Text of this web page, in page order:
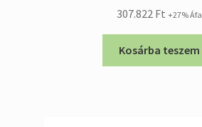
307.822 Ft +27% Áfa
Kosárba teszem